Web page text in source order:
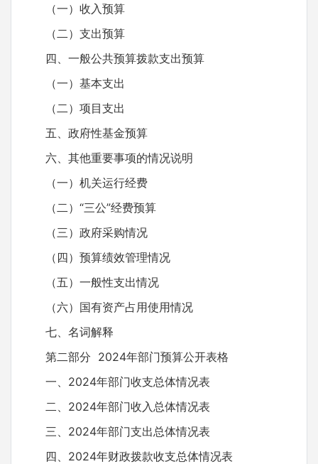
（一）收入预算
（二）支出预算
四、一般公共预算拨款支出预算
（一）基本支出
（二）项目支出
五、政府性基金预算
六、其他重要事项的情况说明
（一）机关运行经费
（二）“三公”经费预算
（三）政府采购情况
（四）预算绩效管理情况
（五）一般性支出情况
（六）国有资产占用使用情况
七、名词解释
第二部分 2024年部门预算公开表格
一、2024年部门收支总体情况表
二、2024年部门收入总体情况表
三、2024年部门支出总体情况表
四、2024年财政拨款收支总体情况表